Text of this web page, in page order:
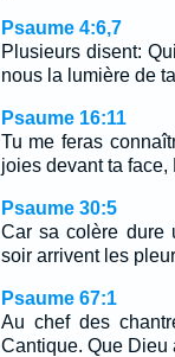
Psaume 4:6,7
Plusieurs disent:
nous la lumière de
Psaume 16:11
Tu me feras
joies devant ta
Psaume 30:5
Car sa colère dure
soir arrivent les
Psaume 67:1
Au chef des
Cantique. Que Dieu